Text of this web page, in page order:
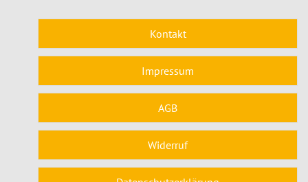
Kontakt
Impressum
AGB
Widerruf